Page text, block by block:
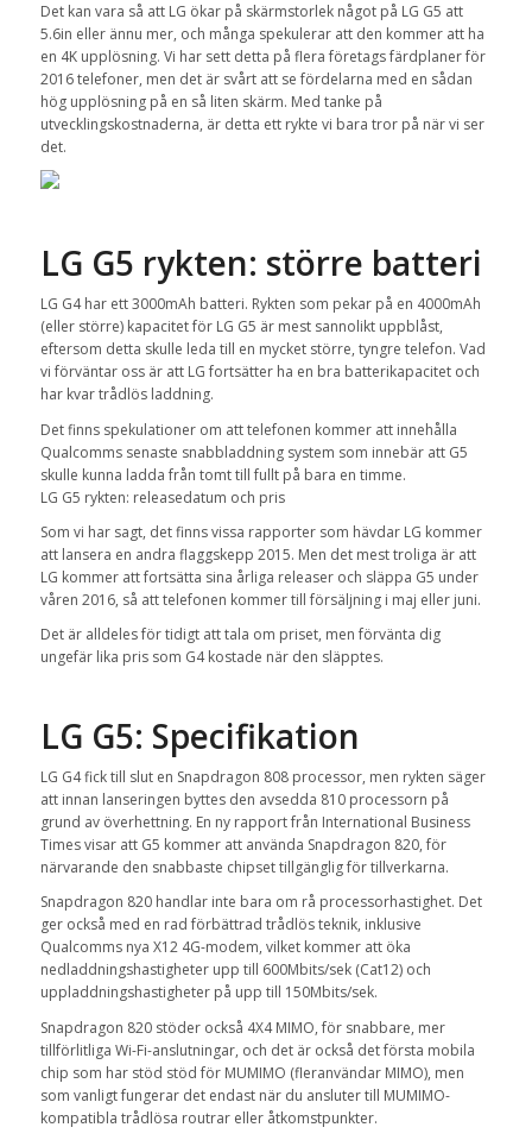
Det kan vara så att LG ökar på skärmstorlek något på LG G5 att
5.6in eller ännu mer, och många spekulerar att den kommer att ha
en 4K upplösning. Vi har sett detta på flera företags färdplaner för
2016 telefoner, men det är svårt att se fördelarna med en sådan
hög upplösning på en så liten skärm. Med tanke på
utvecklingskostnaderna, är detta ett rykte vi bara tror på när vi ser
det.
LG G5 rykten: större batteri
LG G4 har ett 3000mAh batteri. Rykten som pekar på en 4000mAh
(eller större) kapacitet för LG G5 är mest sannolikt uppblåst,
eftersom detta skulle leda till en mycket större, tyngre telefon. Vad
vi förväntar oss är att LG fortsätter ha en bra batterikapacitet och
har kvar trådlös laddning.
Det finns spekulationer om att telefonen kommer att innehålla
Qualcomms senaste snabbladdning system som innebär att G5
skulle kunna ladda från tomt till fullt på bara en timme.
LG G5 rykten: releasedatum och pris
Som vi har sagt, det finns vissa rapporter som hävdar LG kommer
att lansera en andra flaggskepp 2015. Men det mest troliga är att
LG kommer att fortsätta sina årliga releaser och släppa G5 under
våren 2016, så att telefonen kommer till försäljning i maj eller juni.
Det är alldeles för tidigt att tala om priset, men förvänta dig
ungefär lika pris som G4 kostade när den släpptes.
LG G5: Specifikation
LG G4 fick till slut en Snapdragon 808 processor, men rykten säger
att innan lanseringen byttes den avsedda 810 processorn på
grund av överhettning. En ny rapport från International Business
Times visar att G5 kommer att använda Snapdragon 820, för
närvarande den snabbaste chipset tillgänglig för tillverkarna.
Snapdragon 820 handlar inte bara om rå processorhastighet. Det
ger också med en rad förbättrad trådlös teknik, inklusive
Qualcomms nya X12 4G-modem, vilket kommer att öka
nedladdningshastigheter upp till 600Mbits/sek (Cat12) och
uppladdningshastigheter på upp till 150Mbits/sek.
Snapdragon 820 stöder också 4X4 MIMO, för snabbare, mer
tillförlitliga Wi-Fi-anslutningar, och det är också det första mobila
chip som har stöd stöd för MUMIMO (fleranvändar MIMO), men
som vanligt fungerar det endast när du ansluter till MUMIMO-
kompatibla trådlösa routrar eller åtkomstpunkter.